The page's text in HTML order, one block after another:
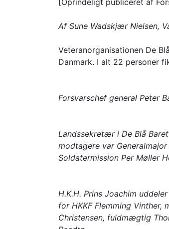
[Oprindeligt publiceret af
Af Sune Wadskjær Nielsen,
Veteranorganisationen De
Danmark. I alt 22 personer
Forsvarschef general Peter
Landssekretær i De Blå
modtagere var
Soldatermission Per Møller
H.K.H. Prins Joachim
for HKKF Flemming Vinther,
Christensen, fuldmægtig